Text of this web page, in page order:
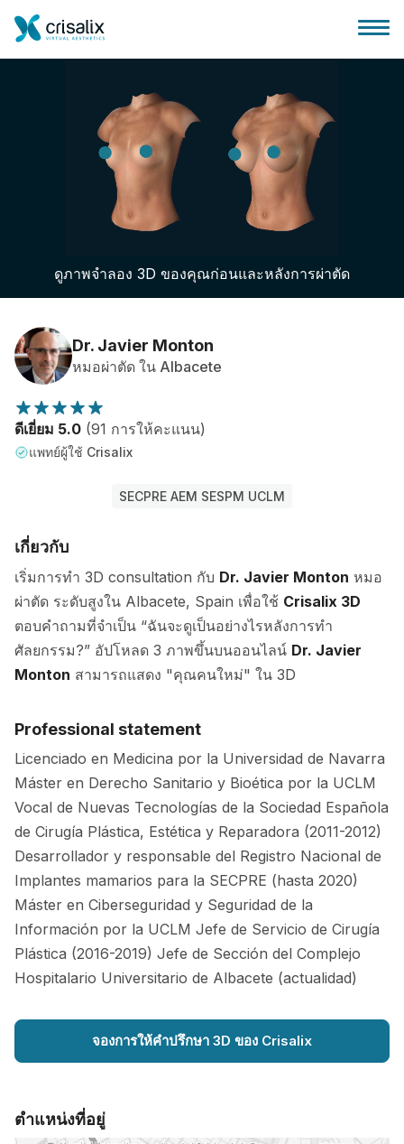
บ้านของหมอผ่าตัด
แพลตฟอร์มธุรกิจ 3D
แผน
ความคิดเห็นของคนไข้
ดูภาพจำลอง 3D ของคุณก่อนและหลังการผ่าตัด
Dr. Javier Monton
หมอผ่าตัด ใน Albacete
ดีเยี่ยม 5.0 (91 การให้คะแนน)
แพทย์ผู้ใช้ Crisalix
SECPRE AEM SESPM UCLM
เกี่ยวกับ
เริ่มการทำ 3D consultation กับ Dr. Javier Monton หมอ
ผ่าตัด ระดับสูงใน Albacete, Spain เพื่อใช้ Crisalix 3D
ตอบคำถามที่จำเป็น “ฉันจะดูเป็นอย่างไรหลังการทำ
ศัลยกรรม?” อัปโหลด 3 ภาพขึ้นบนออนไลน์ Dr. Javier
Monton สามารถแสดง "คุณคนใหม่" ใน 3D
Professional statement
Licenciado en Medicina por la Universidad de Navarra
Máster en Derecho Sanitario y Bioética por la UCLM
Vocal de Nuevas Tecnologías de la Sociedad Española
de Cirugía Plástica, Estética y Reparadora (2011-2012)
Desarrollador y responsable del Registro Nacional de
Implantes mamarios para la SECPRE (hasta 2020)
Máster en Ciberseguridad y Seguridad de la
Información por la UCLM Jefe de Servicio de Cirugía
Plástica (2016-2019) Jefe de Sección del Complejo
Hospitalario Universitario de Albacete (actualidad)
จองการให้คำปรึกษา 3D ของ Crisalix
ตำแหน่งที่อยู่